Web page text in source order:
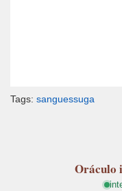
Tags: sanguessuga
Oráculo